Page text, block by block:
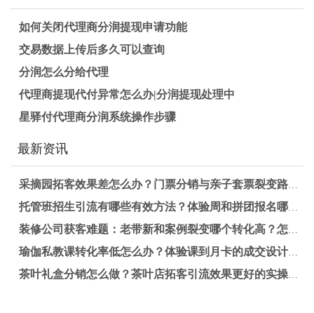
如何关闭代理商分润提现申请功能
交易数据上传后多久可以查询
分润怎么分给代理
代理商提现代付异常怎么办|分润提现处理中
星驿付代理商分润系统操作步骤
最新资讯
采摘园拓客效果差怎么办？门票分销与亲子套票裂变路径解析
托管班招生引流有哪些有效方法？体验周和拼团报名哪个更适合提升报名率？
装修公司获客难题：老带新和案例裂变哪个转化高？怎么选更有效？
瑜伽私教课转化率低怎么办？体验课到月卡的成交设计实操方案
茶叶礼盒分销怎么做？茶叶店拓客引流效果更好的实操方法